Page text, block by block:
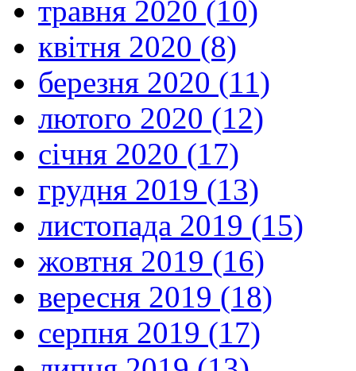
травня 2020 (10)
квітня 2020 (8)
березня 2020 (11)
лютого 2020 (12)
січня 2020 (17)
грудня 2019 (13)
листопада 2019 (15)
жовтня 2019 (16)
вересня 2019 (18)
серпня 2019 (17)